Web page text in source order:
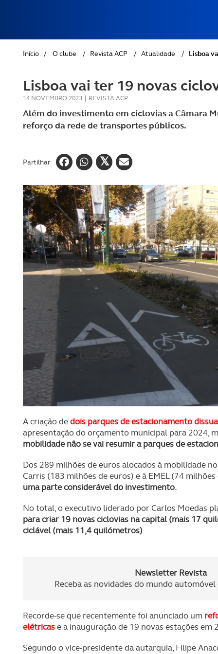
GOLFE
AUTOCARAVANISMO
Início / O clube / Revista ACP / Atualidade / Lisboa
Lisboa vai ter 19 novas
14 NOVEMBRO 2023 | REVISTA ACP
Além do investimento em ciclovias a Câmara
reforço da rede de transportes públicos.
Partilhar
A criação dedois parques de estacionamento
apresentação do orçamento municipal para 2024,
mobilidade não se vai resumir a parques de
Dos 289 milhões de euros alocados à mobilidade
Carris (183 milhões de euros) e à EMEL (74
uma parte considerável do investimento.
No total, o executivo liderado por Carlos Moedas
para criar 19 novas ciclovias na capital (mais 17
ciclável (mais 11,4 quilómetros).
Newsletter Revista
Receba as novidades do mundo automóvel
Recorde-se que recentemente foi anunciado um
elétricase a inauguração de 19 novas estações em
Segundo o vice-presidente da autarquia, Filipe